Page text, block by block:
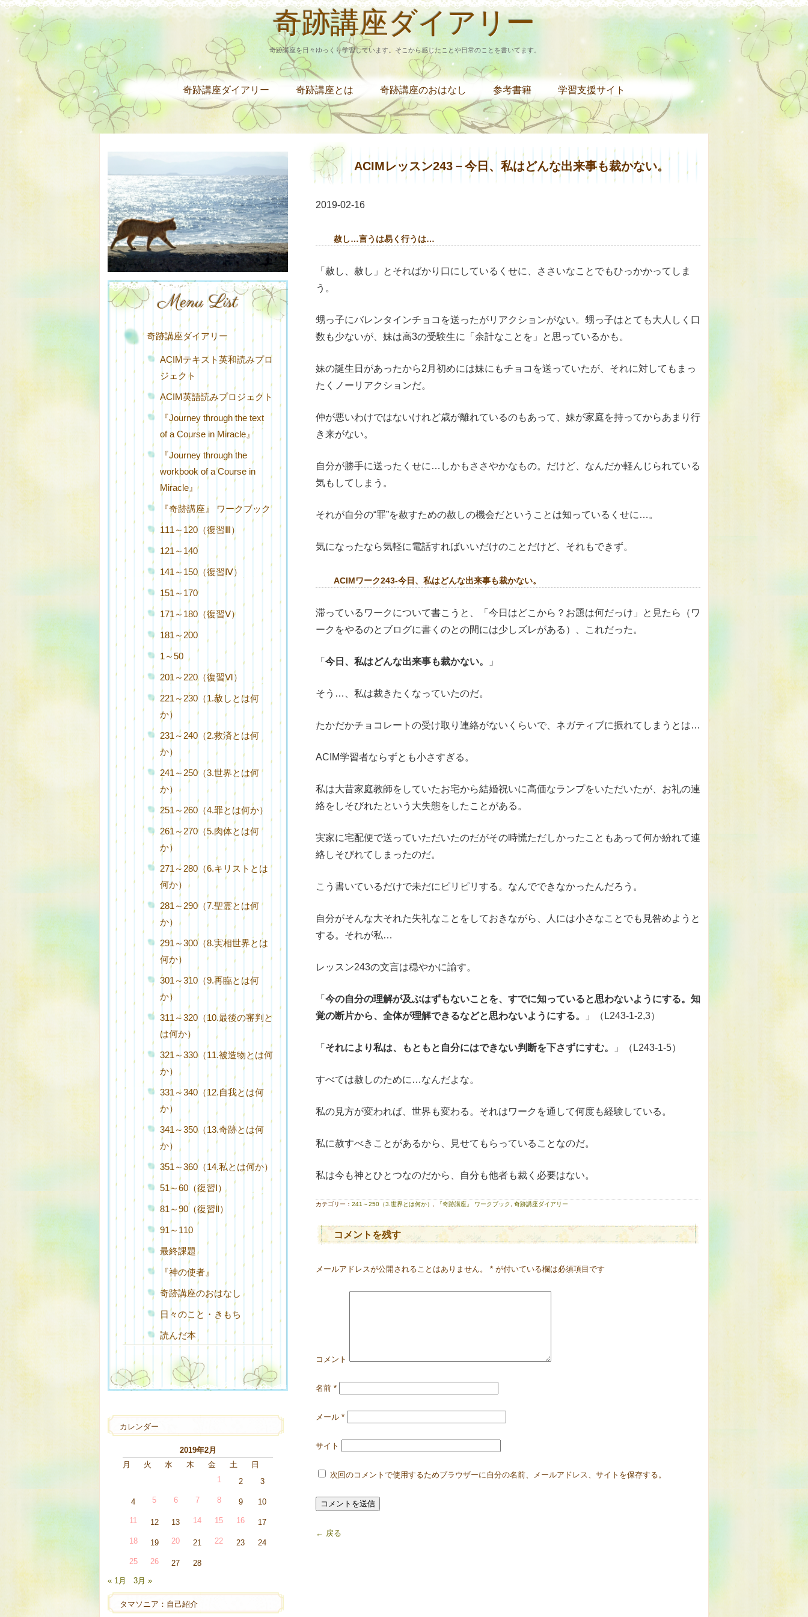
奇跡講座ダイアリー
奇跡講座を日々ゆっくり学習しています。そこから感じたことや日常のことを書いてます。
奇跡講座ダイアリー 奇跡講座とは 奇跡講座のおはなし 参考書籍 学習支援サイト
ACIMレッスン243－今日、私はどんな出来事も裁かない。
2019-02-16
赦し…言うは易く行うは…
「赦し、赦し」とそればかり口にしているくせに、ささいなことでもひっかかってしま
う。
甥っ子にバレンタインチョコを送ったがリアクションがない。甥っ子はとても大人しく口
数も少ないが、妹は高3の受験生に「余計なことを」と思っているかも。
妹の誕生日があったから2月初めには妹にもチョコを送っていたが、それに対してもまっ
たくノーリアクションだ。
仲が悪いわけではないけれど歳が離れているのもあって、妹が家庭を持ってからあまり行
き来がない。
自分が勝手に送ったくせに…しかもささやかなもの。 だけど、なんだか軽んじられている
気もしてしまう。
それが自分の“罪”を赦すための赦しの機会だということは知っているくせに…。
気になったなら気軽に電話すればいいだけのことだけど、それもできず。
ACIMワーク243‐今日、私はどんな出来事も裁かない。
滞っているワークについて書こうと、「今日はどこから？お題は何だっけ」と見たら（ワ
ークをやるのとブログに書くのとの間には少しズレがある）、これだった。
「 今日、私はどんな出来事も裁かない。 」
そう…、私は裁きたくなっていたのだ。
たかだかチョコレートの受け取り連絡がないくらいで、ネガティブに振れてしまうとは…
ACIM学習者ならずとも小さすぎる。
私は大昔家庭教師をしていたお宅から結婚祝いに高価なランプをいただいたが、お礼の連
絡をしそびれたという大失態をしたことがある。
実家に宅配便で送っていただいたのだがその時慌ただしかったこともあって何か紛れて連
絡しそびれてしまったのだ。
こう書いているだけで未だにピリピリする。なんでできなかったんだろう。
自分がそんな大それた失礼なことをしておきながら、人には小さなことでも見咎めようと
する。それが私…
レッスン243の文言は穏やかに諭す。
「 今の自分の理解が及ぶはずもないことを、すでに知っていると思わないようにする。知
覚の断片から、全体が理解できるなどと思わないようにする。
」（L243-1-2,3）
「 それにより私は、もともと自分にはできない判断を下さずにすむ。 」（L243-1-5）
すべては赦しのために…なんだよな。
私の見方が変われば、世界も変わる。それはワークを通して何度も経験している。
私に赦すべきことがあるから、見せてもらっていることなのだ。
私は今も神とひとつなのだから、自分も他者も裁く必要はない。
カテゴリー： 241～250（3.世界とは何か） 『奇跡講座』 ワークブック 奇跡講座ダイアリー
コメントを残す
メールアドレスが公開されることはありません。 * が付いている欄は必須項目です
コメント
名前 *
メール *
サイト
次回のコメントで使用するためブラウザーに自分の名前、メールアドレス、サイトを保存する。
← 戻る
Menu List
奇跡講座ダイアリー
ACIMテキスト英和読みプロ
ジェクト
ACIM英語読みプロジェクト
『Journey through the text
of a Course in Miracle』
『Journey through the
workbook of a Course in
Miracle』
『奇跡講座』 ワークブック
111～120（復習Ⅲ）
121～140
141～150（復習Ⅳ）
151～170
171～180（復習Ⅴ）
181～200
1～50
201～220（復習Ⅵ）
221～230（1.赦しとは何
か）
231～240（2.救済とは何
か）
241～250（3.世界とは何
か）
251～260（4.罪とは何か）
261～270（5.肉体とは何
か）
271～280（6.キリストとは
何か）
281～290（7.聖霊とは何
か）
291～300（8.実相世界とは
何か）
301～310（9.再臨とは何
か）
311～320（10.最後の審判と
は何か）
321～330（11.被造物とは何
か）
331～340（12.自我とは何
か）
341～350（13.奇跡とは何
か）
351～360（14.私とは何か）
51～60（復習Ⅰ）
81～90（復習Ⅱ）
91～110
最終課題
『神の使者』
奇跡講座のおはなし
日々のこと・きもち
読んだ本
カレンダー
2019年2月
月
火 水 木 金 土
日
1
2 3
4 5 6 7 8 9 10
11 12 13 14 15 16 17
18 19 20 21 22 23 24
25 26 27
28
« 1月
3月 »
タマソニア：自己紹介